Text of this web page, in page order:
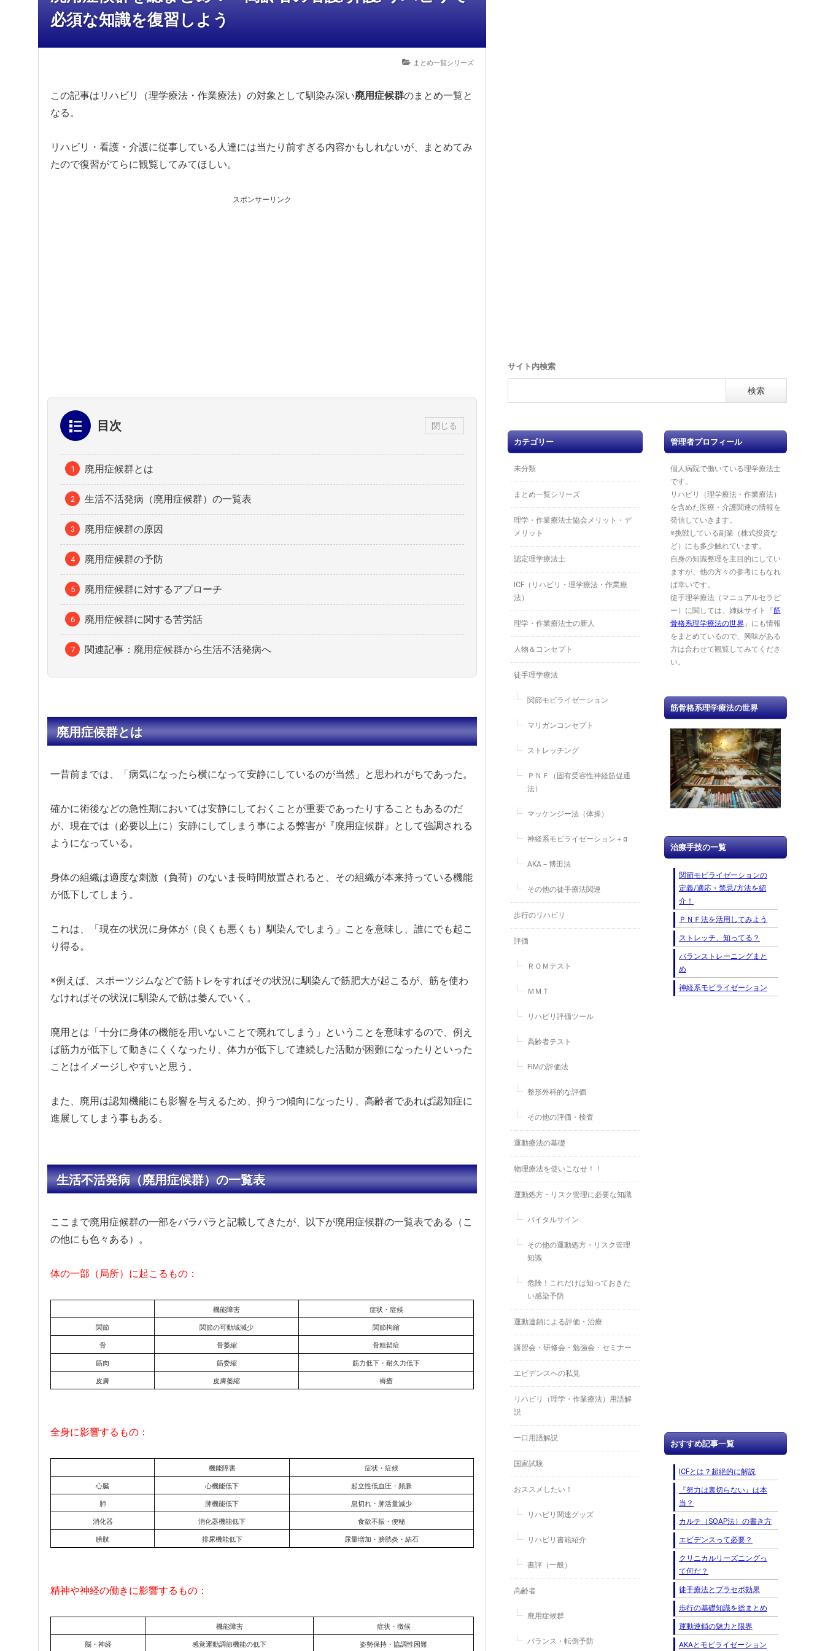
必須な知識を復習しよう
まとめ一覧シリーズ
この記事はリハビリ（理学療法・作業療法）の対象として馴染み深い廃用症候群のまとめ一覧と
なる。
リハビリ・看護・介護に従事している人達には当たり前すぎる内容かもしれないが、まとめてみ
たので復習がてらに観覧してみてほしい。
スポンサーリンク
目次 閉じる
廃用症候群とは
生活不活発病（廃用症候群）の一覧表
廃用症候群の原因
廃用症候群の予防
廃用症候群に対するアプローチ
廃用症候群に関する苦労話
関連記事：廃用症候群から生活不活発病へ
廃用症候群とは
一昔前までは、「病気になったら横になって安静にしているのが当然」と思われがちであった。
確かに術後などの急性期においては安静にしておくことが重要であったりすることもあるのだ
が、現在では（必要以上に）安静にしてしまう事による弊害が『廃用症候群』として強調される
ようになっている。
身体の組織は適度な刺激（負荷）のないま長時間放置されると、その組織が本来持っている機能
が低下してしまう。
これは、「現在の状況に身体が（良くも悪くも）馴染んでしまう」ことを意味し、誰にでも起こ
り得る。
※例えば、スポーツジムなどで筋トレをすればその状況に馴染んで筋肥大が起こるが、筋を使わ
なければその状況に馴染んで筋は萎んでいく。
廃用とは「十分に身体の機能を用いないことで廃れてしまう」ということを意味するので、例え
ば筋力が低下して動きにくくなったり、体力が低下して連続した活動が困難になったりといった
ことはイメージしやすいと思う。
また、廃用は認知機能にも影響を与えるため、抑うつ傾向になったり、高齢者であれば認知症に
進展してしまう事もある。
生活不活発病（廃用症候群）の一覧表
ここまで廃用症候群の一部をパラパラと記載してきたが、以下が廃用症候群の一覧表である（こ
の他にも色々ある）。
体の一部（局所）に起こるもの：
機能障害 症状・症候
関節 関節の可動域減少 関節拘縮
骨 骨萎縮 骨粗鬆症
筋肉 筋委縮 筋力低下・耐久力低下
皮膚 皮膚萎縮 褥瘡
全身に影響するもの：
機能障害 症状・症候
心臓 心機能低下 起立性低血圧・頻脈
肺 肺機能低下 息切れ・肺活量減少
消化器 消化器機能低下 食欲不振・便秘
膀胱 排尿機能低下 尿量増加・膀胱炎・結石
精神や神経の働きに影響するもの：
機能障害 症状・徴候
脳・神経 感覚運動調節機能の低下 姿勢保持・協調性困難
サイト内検索
カテゴリー
未分類
まとめ一覧シリーズ
理学・作業療法士協会メリット・デ
メリット
認定理学療法士
ICF（リハビリ・理学療法・作業療
法）
理学・作業療法士の新人
人物＆コンセプト
徒手理学療法
関節モビライゼーション
マリガンコンセプト
ストレッチング
ＰＮＦ（固有受容性神経筋促通
法）
マッケンジー法（体操）
神経系モビライゼーション＋α
AKA－博田法
その他の徒手療法関連
歩行のリハビリ
評価
ＲＯＭテスト
ＭＭＴ
リハビリ評価ツール
高齢者テスト
FIMの評価法
整形外科的な評価
その他の評価・検査
運動療法の基礎
物理療法を使いこなせ！！
運動処方・リスク管理に必要な知識
バイタルサイン
その他の運動処方・リスク管理
知識
危険！これだけは知っておきた
い感染予防
運動連鎖による評価・治療
講習会・研修会・勉強会・セミナー
エビデンスへの私見
リハビリ（理学・作業療法）用語解
説
一口用語解説
国家試験
おススメしたい！
リハビリ関連グッズ
リハビリ書籍紹介
書評（一般）
高齢者
廃用症候群
バランス・転倒予防
管理者プロフィール
個人病院で働いている理学療法士
です。
リハビリ（理学療法・作業療法）
を含めた医療・介護関連の情報を
発信していきます。
※挑戦している副業（株式投資な
ど）にも多少触れています。
自身の知識整理を主目的にしてい
ますが、他の方々の参考にもなれ
ば幸いです。
徒手理学療法（マニュアルセラピ
ー）に関しては、姉妹サイト『筋
骨格系理学療法の世界』にも情報
をまとめているので、興味がある
方は合わせて観覧してみてくださ
い。
筋骨格系理学療法の世界
治療手技の一覧
関節モビライゼーションの
定義/適応・禁忌/方法を紹
介！
ＰＮＦ法を活用してみよう
ストレッチ、知ってる？
バランストレーニングまと
め
神経系モビライゼーション
おすすめ記事一覧
ICFとは？超絶的に解説
『努力は裏切らない』は本
当？
カルテ（SOAP法）の書き方
エビデンスって必要？
クリニカルリーズニングっ
て何だ？
徒手療法とプラセボ効果
歩行の基礎知識を総まとめ
運動連鎖の魅力と限界
AKAとモビライゼーション